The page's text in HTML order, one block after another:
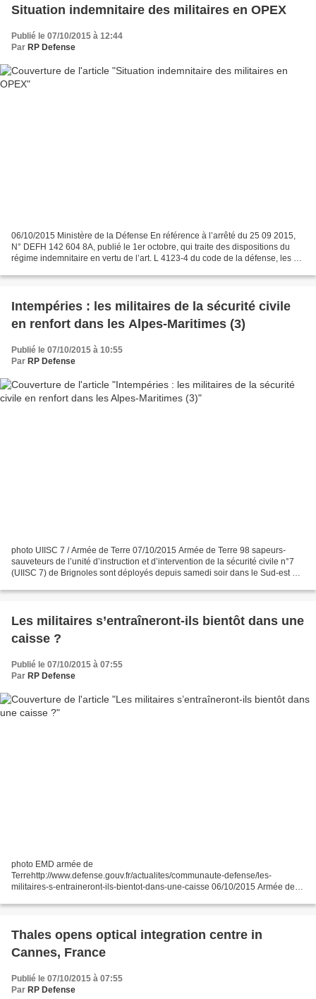
Situation indemnitaire des militaires en OPEX
Publié le 07/10/2015 à 12:44
Par RP Defense
06/10/2015 Ministère de la Défense En référence à l’arrêté du 25 09 2015,
N° DEFH 142 604 8A, publié le 1er octobre, qui traite des dispositions du
régime indemnitaire en vertu de l’art. L 4123-4 du code de la défense, les 3
Intempéries : les militaires de la sécurité civile
en renfort dans les Alpes-Maritimes (3)
Publié le 07/10/2015 à 10:55
Par RP Defense
photo UIISC 7 / Armée de Terre 07/10/2015 Armée de Terre 98 sapeurs-
sauveteurs de l’unité d’instruction et d’intervention de la sécurité civile n°7
(UIISC 7) de Brignoles sont déployés depuis samedi soir dans le Sud-est de
Les militaires s’entraîneront-ils bientôt dans une
caisse ?
Publié le 07/10/2015 à 07:55
Par RP Defense
photo EMD armée de
Terrehttp://www.defense.gouv.fr/actualites/communaute-defense/les-
militaires-s-entraineront-ils-bientot-dans-une-caisse 06/10/2015 Armée de
ont testé mi-septembre...
Thales opens optical integration centre in
Cannes, France
Publié le 07/10/2015 à 07:55
Par RP Defense